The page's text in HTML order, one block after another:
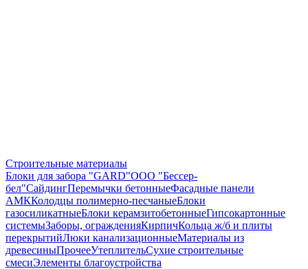
Строительные материалы
Блоки для забора "GARD"ООО "Бессер-
бел"СайдингПеремычки бетонныеФасадные панели
АМККолодцы полимерно-песчаныеБлоки
газосиликатныеБлоки керамзитобетонныеГипсокартонные
системыЗаборы, огражденияКирпичКольца ж/б и плиты
перекрытийЛюки канализационныеМатериалы из
древесиныПрочееУтеплительСухие строительные
смесиЭлементы благоустройства